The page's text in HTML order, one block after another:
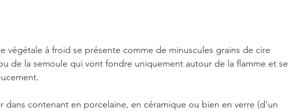
végétale à froid se présente comme de minuscules grains de cire
de la semoule qui vont fondre uniquement autour de la flamme et se
dans contenant en porcelaine, en céramique ou bien en verre (d'un